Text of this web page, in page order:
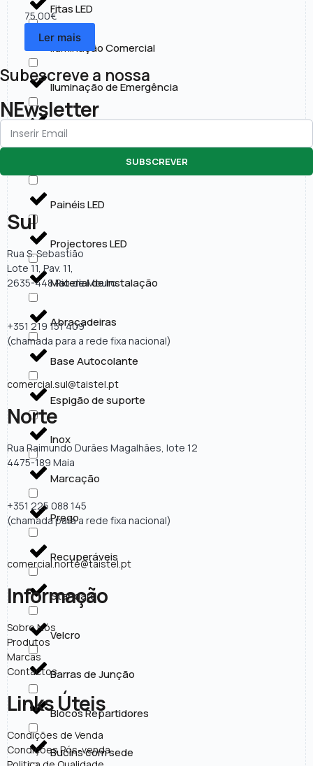
Fitas LED
Iluminação Comercial
Iluminação de Emergência
Iluminação Exterior
Painéis LED
Projectores LED
Material de Instalação
Abraçadeiras
Base Autocolante
Espigão de suporte
Inox
Marcação
Prego
Recuperáveis
Standard
Velcro
Barras de Junção
Blocos Repartidores
Bucins com sede
75.00€
Ler mais
Subescreve a nossa
NEwsletter
SUBSCREVER
Sul
Rua S. Sebastião
Lote 11, Pav. 11,
2635-448 Rio de Mouro
+351 219 151 409
(chamada para a rede fixa nacional)
comercial.sul@taistel.pt
Norte
Rua Raimundo Durães Magalhães, lote 12
4475-189 Maia
+351 225 088 145
(chamada para a rede fixa nacional)
comercial.norte@taistel.pt
Informação
Sobre Nós
Produtos
Marcas
Contactos
Links Úteis
Condições de Venda
Condições Pós-venda